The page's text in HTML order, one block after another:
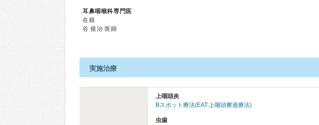
耳鼻咽喉科専門医
在籍
谷 俊治 医師
実施治療
上咽頭炎
Bスポット療法(EAT:上咽頭擦過療法)
虫歯